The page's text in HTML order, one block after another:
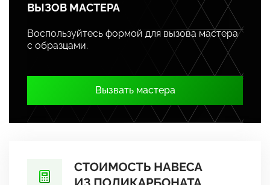
ВЫЗОВ МАСТЕРА
Воспользуйтесь формой для вызова мастера
с образцами.
Вызвать мастера